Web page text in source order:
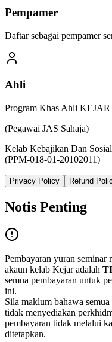
Pempamer
Daftar sebagai pempamer
Ahli
Program Khas Ahli KEJAR
(Pegawai JAS Sahaja)
Kelab Kebajikan Dan
(PPM-018-01-20102011)
Privacy Policy Refund
Notis Penting
Pembayaran yuran seminar
akaun kelab Kejar adalah
semua pembayaran untuk
ini.
Sila maklum bahawa
tidak menyediakan
pembayaran tidak melalui
ditetapkan.